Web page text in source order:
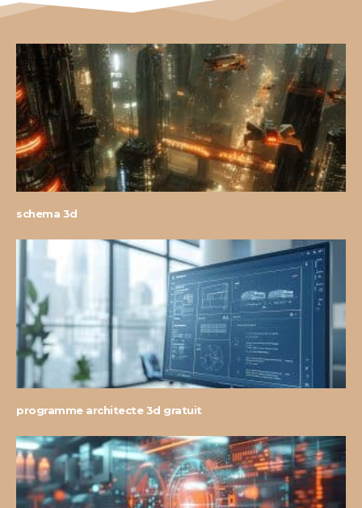
schema 3d
programme architecte 3d gratuit